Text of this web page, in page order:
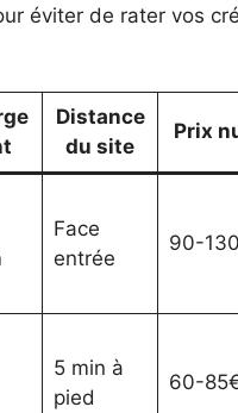
éviter de rater vos
Distance
du site
Prix
Face
entrée
90-
5 min à
pied
60-